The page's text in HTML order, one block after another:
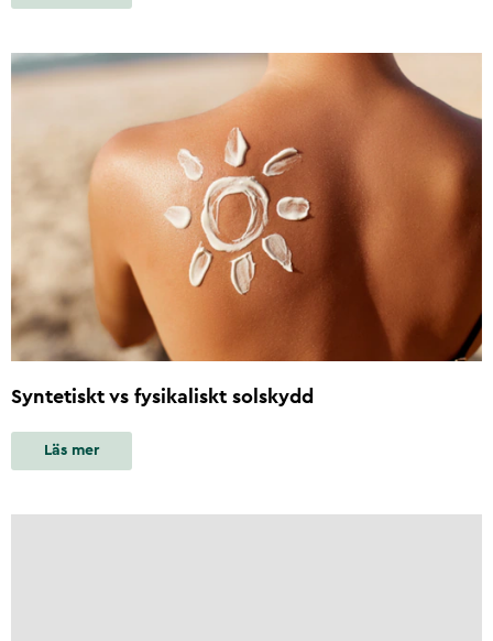
Syntetiskt vs fysikaliskt solskydd
Läs mer